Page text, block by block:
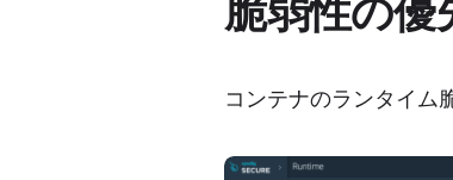
コンテナのランタイム